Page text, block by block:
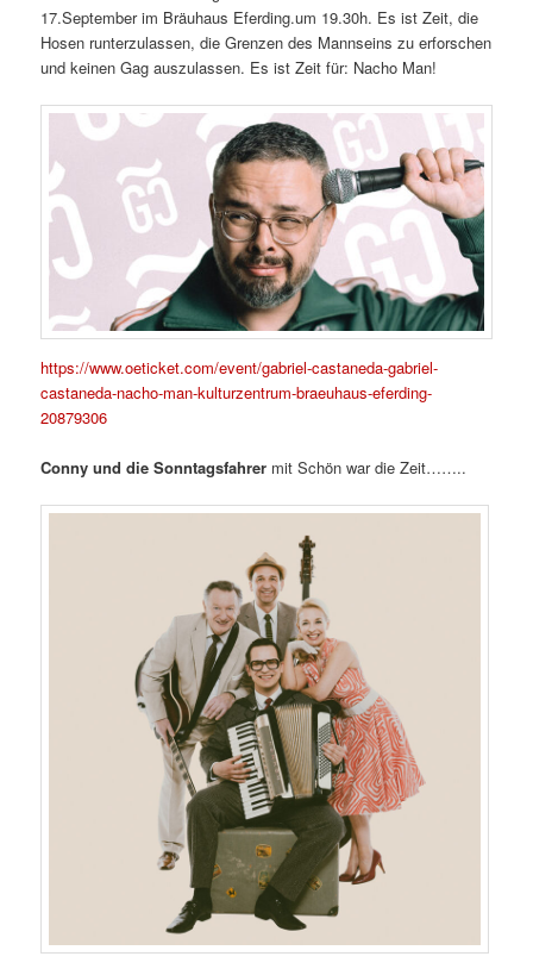
17.September im Bräuhaus Eferding.um 19.30h. Es ist Zeit, die
Hosen runterzulassen, die Grenzen des Mannseins zu erforschen
und keinen Gag auszulassen. Es ist Zeit für: Nacho Man!
https://www.oeticket.com/event/gabriel-castaneda-gabriel-
castaneda-nacho-man-kulturzentrum-braeuhaus-eferding-
20879306
Conny und die Sonntagsfahrer mit Schön war die Zeit……..